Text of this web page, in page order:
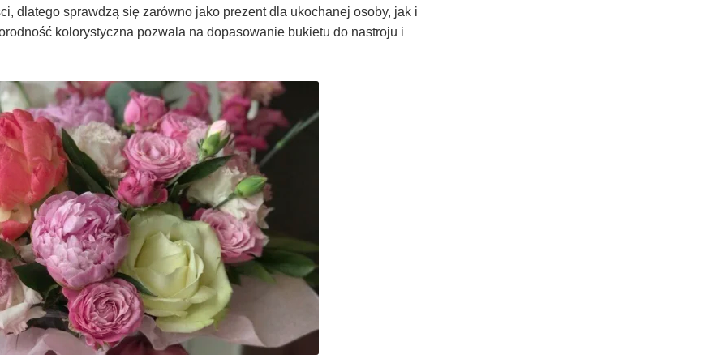
dlatego sprawdzą się zarówno jako prezent dla ukochanej osoby, jak i
kolorystyczna pozwala na dopasowanie bukietu do nastroju i